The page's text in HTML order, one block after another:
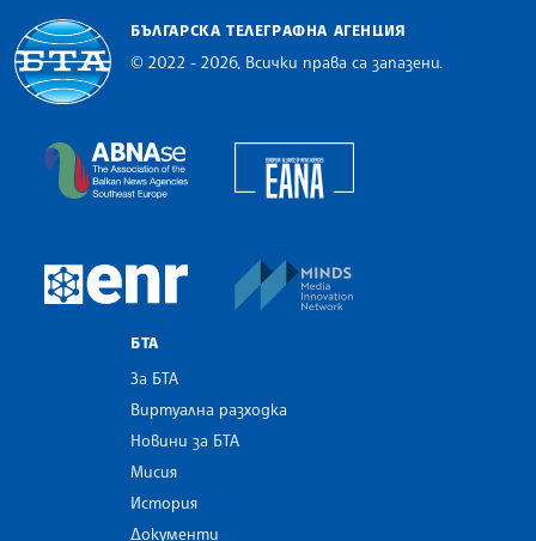
БЪЛГАРСКА ТЕЛЕГРАФНА АГЕНЦИЯ
© 2022 - 2026, Всички права са запазени.
The Assocoation of the Balkan News Agencies
European Newsroom
БТА
За БТА
Виртуална разходка
Новини за БТА
Мисия
История
Документи